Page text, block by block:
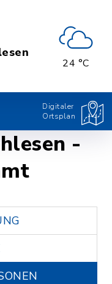
24 °C
Digitaler
Ortsplan
-